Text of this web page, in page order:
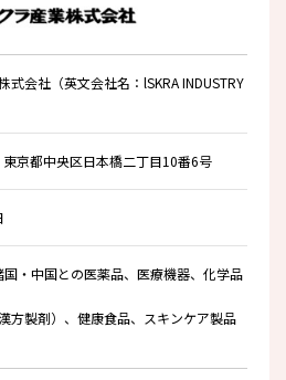
式会社（英文会社名：lSKRA INDUSTRY
京都中央区日本橋二丁目10番6号
国・中国との医薬品、医療機器、化学品
方製剤）、健康食品、スキンケア製品